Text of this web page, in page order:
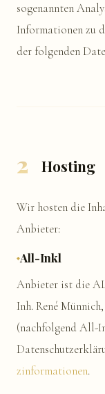
sogenannten
Informationen zu
der folgenden
2 Hosting
Wir hosten die
Anbieter:
All-Inkl
Anbieter ist die
Inh. René
(nachfolgend All-
zinformationen.